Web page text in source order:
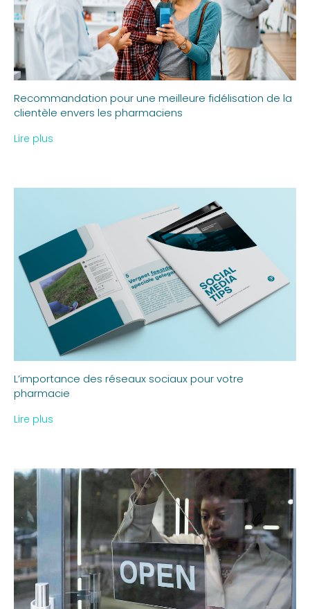
Recommandation pour une meilleure fidélisation de la
clientèle envers les pharmaciens
Lire plus
L’importance des réseaux sociaux pour votre
pharmacie
Lire plus